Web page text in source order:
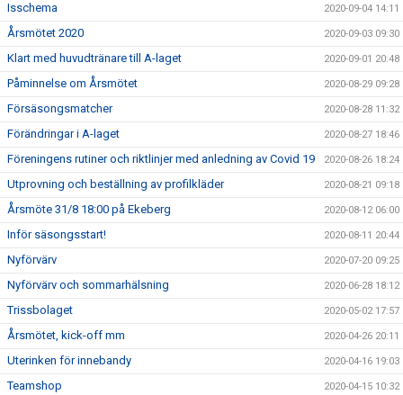
Isschema 2020-09-04 14:11
Årsmötet 2020 2020-09-03 09:30
Klart med huvudtränare till A-laget 2020-09-01 20:48
Påminnelse om Årsmötet 2020-08-29 09:28
Försäsongsmatcher 2020-08-28 11:32
Förändringar i A-laget 2020-08-27 18:46
Föreningens rutiner och riktlinjer med anledning av Covid 19 2020-08-26 18:24
Utprovning och beställning av profilkläder 2020-08-21 09:18
Årsmöte 31/8 18:00 på Ekeberg 2020-08-12 06:00
Inför säsongsstart! 2020-08-11 20:44
Nyförvärv 2020-07-20 09:25
Nyförvärv och sommarhälsning 2020-06-28 18:12
Trissbolaget 2020-05-02 17:57
Årsmötet, kick-off mm 2020-04-26 20:11
Uterinken för innebandy 2020-04-16 19:03
Teamshop 2020-04-15 10:32